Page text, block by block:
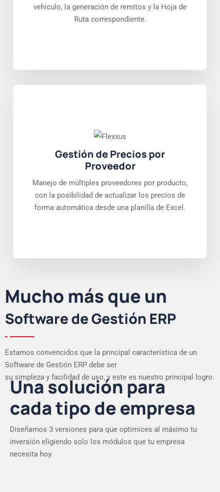
vehículo, la generación de remitos y la Hoja de
Ruta correspondiente.
Gestión de Precios por
Proveedor
Manejo de múltiples proveedores por producto,
con la posibilidad de actualizar los precios de
forma automática desde una planilla de Excel.
Mucho más que un
Software de Gestión ERP
Estamos convencidos que la principal característica de un
Software de Gestión ERP debe ser
su simpleza y facilidad de uso, y este es nuestro principal logro.
Una solución para
cada tipo de empresa
Diseñamos 3 versiones para que optimices al máximo tu
inversión eligiendo solo los módulos que tu empresa
necesita hoy.